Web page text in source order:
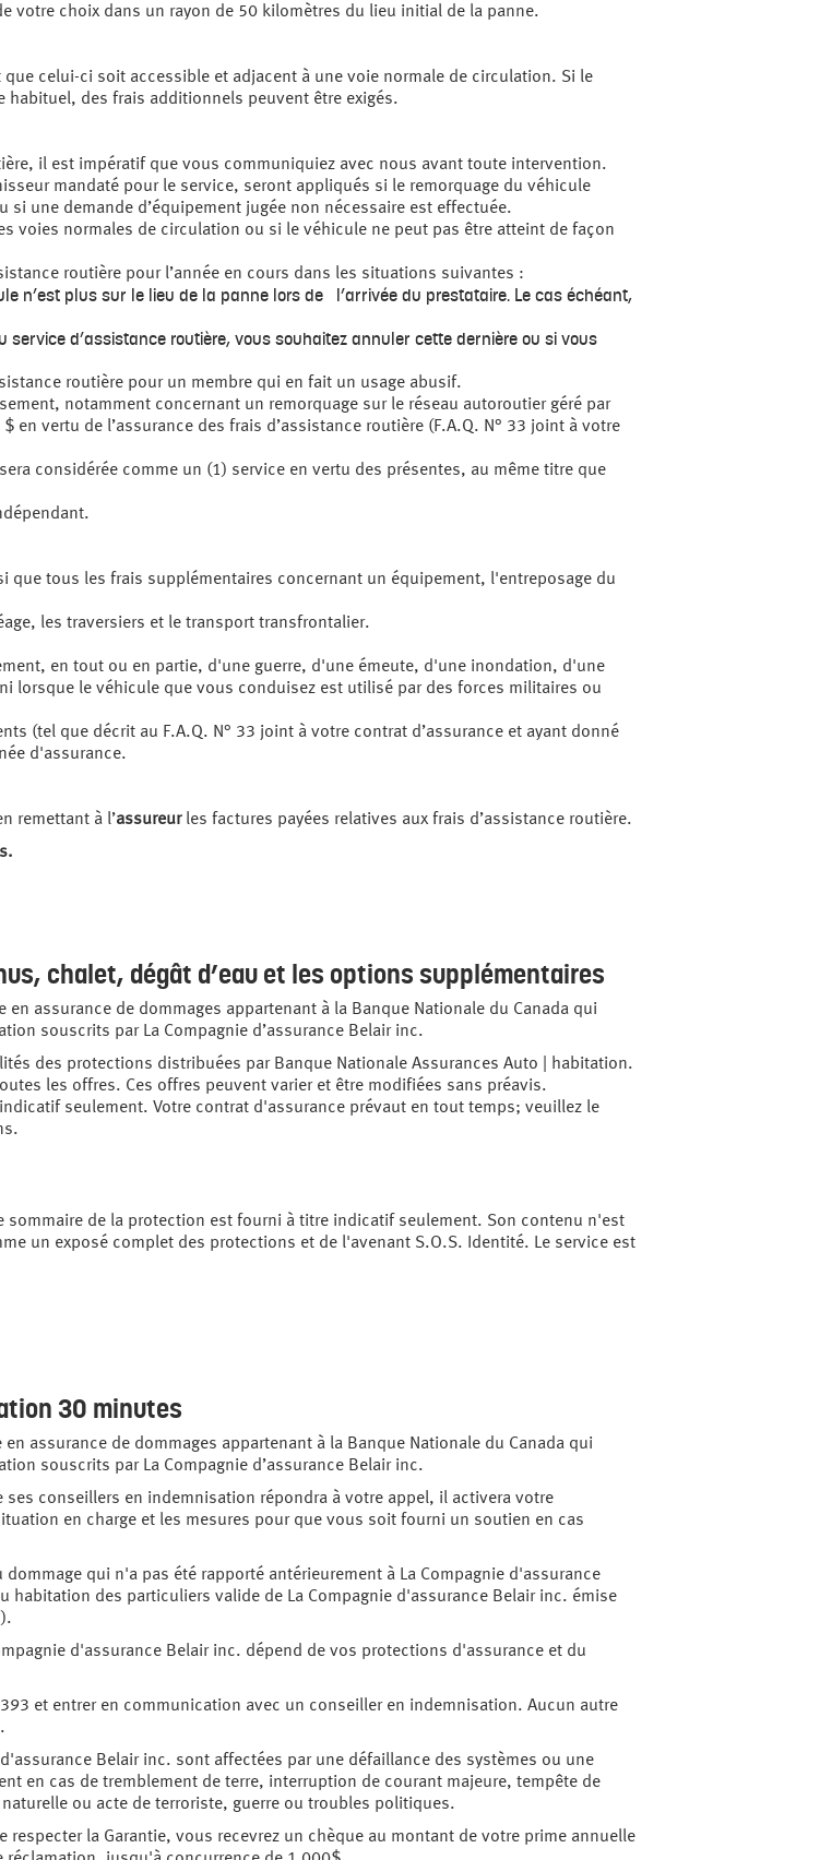
votre choix dans un rayon de 50 kilomètres du lieu initial de la panne.
celui-ci soit accessible et adjacent à une voie normale de circulation. Si le
des frais additionnels peuvent être exigés.
il est impératif que vous communiquiez avec nous avant toute intervention.
mandaté pour le service, seront appliqués si le remorquage du véhicule
une demande d’équipement jugée non nécessaire est effectuée.
voies normales de circulation ou si le véhicule ne peut pas être atteint de façon
routière pour l’année en cours dans les situations suivantes :
n’est plus sur le lieu de la panne lors de l’arrivée du prestataire. Le cas échéant,
d’assistance routière, vous souhaitez annuler cette dernière ou si vous
routière pour un membre qui en fait un usage abusif.
notamment concernant un remorquage sur le réseau autoroutier géré par
en vertu de l’assurance des frais d’assistance routière (F.A.Q. N° 33 joint à votre
considérée comme un (1) service en vertu des présentes, au même titre que
que tous les frais supplémentaires concernant un équipement, l'entreposage du
les traversiers et le transport transfrontalier.
en tout ou en partie, d'une guerre, d'une émeute, d'une inondation, d'une
le véhicule que vous conduisez est utilisé par des forces militaires ou
(tel que décrit au F.A.Q. N° 33 joint à votre contrat d’assurance et ayant donné
d'assurance.
remettant à l’assureur les factures payées relatives aux frais d’assistance routière.
chalet, dégât d’eau et les options supplémentaires
en assurance de dommages appartenant à la Banque Nationale du Canada qui
souscrits par La Compagnie d’assurance Belair inc.
des protections distribuées par Banque Nationale Assurances Auto | habitation.
les offres. Ces offres peuvent varier et être modifiées sans préavis.
seulement. Votre contrat d'assurance prévaut en tout temps; veuillez le
de la protection est fourni à titre indicatif seulement. Son contenu n'est
un exposé complet des protections et de l'avenant S.O.S. Identité. Le service est
30 minutes
en assurance de dommages appartenant à la Banque Nationale du Canada qui
souscrits par La Compagnie d’assurance Belair inc.
conseillers en indemnisation répondra à votre appel, il activera votre
en charge et les mesures pour que vous soit fourni un soutien en cas
qui n'a pas été rapporté antérieurement à La Compagnie d'assurance
des particuliers valide de La Compagnie d'assurance Belair inc. émise
d'assurance Belair inc. dépend de vos protections d'assurance et du
et entrer en communication avec un conseiller en indemnisation. Aucun autre
Belair inc. sont affectées par une défaillance des systèmes ou une
en cas de tremblement de terre, interruption de courant majeure, tempête de
ou acte de terroriste, guerre ou troubles politiques.
la Garantie, vous recevrez un chèque au montant de votre prime annuelle